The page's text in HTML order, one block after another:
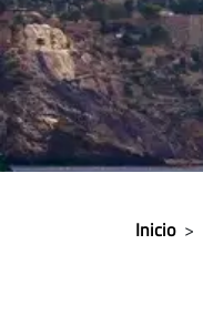
Inicio >